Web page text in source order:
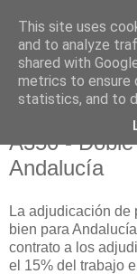
A350 -
Andalucía
La adjudicación de
bien para
contrato a los
el 15% del trabajo
This site uses
and to analyze
shared with
metrics to ensure
statistics, and to